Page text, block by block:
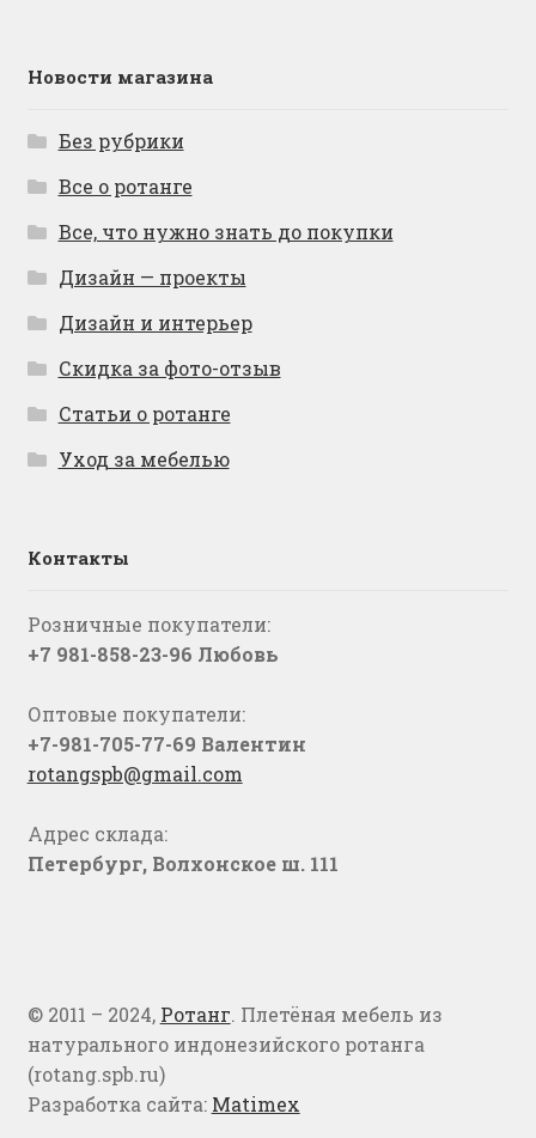
Новости магазина
Без рубрики
Все о ротанге
Все, что нужно знать до покупки
Дизайн — проекты
Дизайн и интерьер
Скидка за фото-отзыв
Статьи о ротанге
Уход за мебелью
Контакты
Розничные покупатели:
+7 981-858-23-96 Любовь
Оптовые покупатели:
+7-981-705-77-69 Валентин
rotangspb@gmail.com
Адрес склада:
Петербург, Волхонское ш. 111
© 2011 – 2024, Ротанг. Плетёная мебель из
натурального индонезийского ротанга
(rotang.spb.ru)
Разработка сайта: Matimex